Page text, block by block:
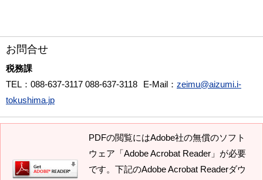
お問合せ
税務課
TEL ：088-637-3117 088-637-3118 E-Mail ： zeimu@aizumi.i-
tokushima.jp
PDFの閲覧にはAdobe社の無償のソフト
ウェア「Adobe Acrobat Reader」が必要
です。下記のAdobe Acrobat Readerダウ